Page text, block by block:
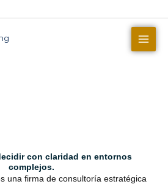
con claridad en entornos
complejos.
una firma de consultoría estratégica